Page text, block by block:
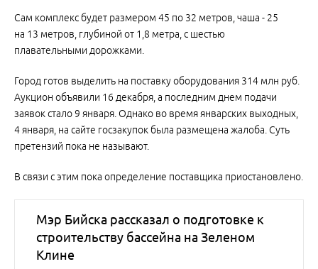
Сам комплекс будет размером 45 по 32 метров, чаша - 25
на 13 метров, глубиной от 1,8 метра, с шестью
плавательными дорожками.
Город готов выделить на поставку оборудования 314 млн руб.
Аукцион объявили 16 декабря, а последним днем подачи
заявок стало 9 января. Однако во время январских выходных,
4 января, на сайте госзакупок была размещена жалоба. Суть
претензий пока не называют.
В связи с этим пока определение поставщика приостановлено.
Мэр Бийска рассказал о подготовке к
строительству бассейна на Зеленом
Клине